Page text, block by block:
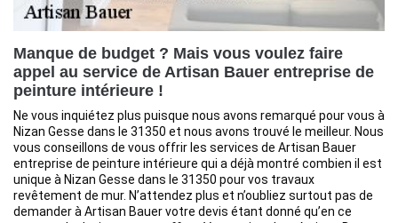
Manque de budget ? Mais vous voulez faire
appel au service de Artisan Bauer entreprise de
peinture intérieure !
Ne vous inquiétez plus puisque nous avons remarqué pour vous à
Nizan Gesse dans le 31350 et nous avons trouvé le meilleur. Nous
vous conseillons de vous offrir les services de Artisan Bauer
entreprise de peinture intérieure qui a déjà montré combien il est
unique à Nizan Gesse dans le 31350 pour vos travaux
revêtement de mur. N’attendez plus et n’oubliez surtout pas de
demander à Artisan Bauer votre devis étant donné qu’en ce